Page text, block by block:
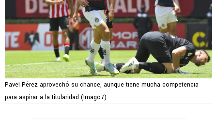
Pavel Pérez aprovechó su chance, aunque tiene mucha competencia
para aspirar a la titularidad (Imago7)